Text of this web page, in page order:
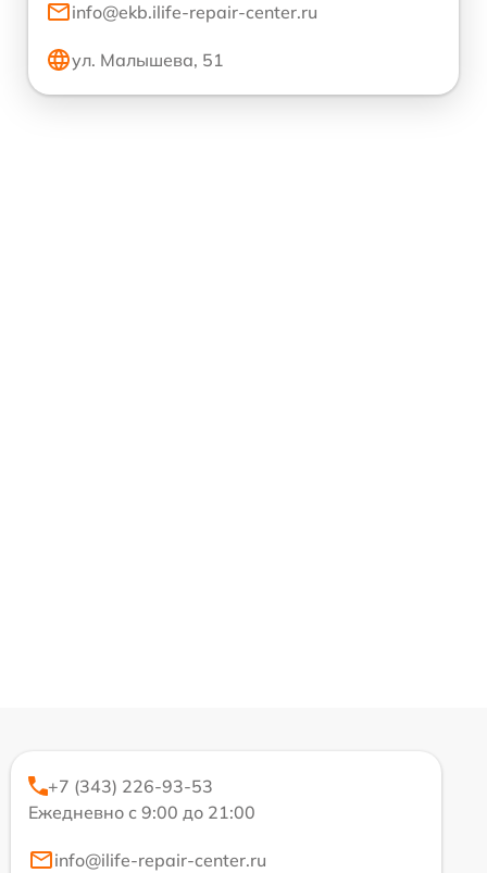
info@ekb.ilife-repair-center.ru
ул. Малышева, 51
+7 (343) 226-93-53
Ежедневно с 9:00 до 21:00
info@ilife-repair-center.ru